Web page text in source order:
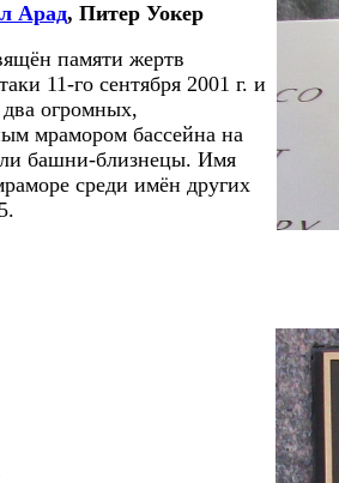
Арад, Питер Уокер
памяти жертв
11-го сентября 2001 г. и
два огромных,
мрамором бассейна на
башни-близнецы. Имя
среди имён других
.